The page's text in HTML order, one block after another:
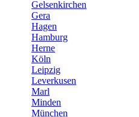
Gelsenkirchen
Gera
Hagen
Hamburg
Herne
Köln
Leipzig
Leverkusen
Marl
Minden
München